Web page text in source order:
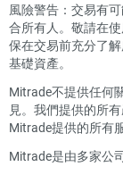
風險警告：交易有
合所有人。敬請在
保在交易前充分了
基礎資產。
Mitrade不提供任何
見。我們提供的所
Mitrade提供的所有
Mitrade是由多家公